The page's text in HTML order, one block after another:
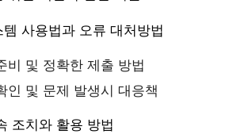
템 사용법과 오류 대처방법
비 및 정확한 제출 방법
인 및 문제 발생시 대응책
조치와 활용 방법